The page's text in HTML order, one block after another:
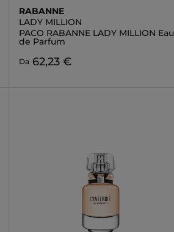
RABANNE
LADY MILLION
PACO RABANNE LADY MILLION Eau
de Parfum
Da 62,23 €